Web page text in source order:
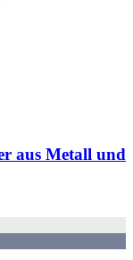
aus Metall und